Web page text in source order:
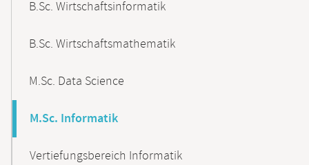
B.Sc. Wirtschaftsinformatik
B.Sc. Wirtschaftsmathematik
M.Sc. Data Science
M.Sc. Informatik
Vertiefungsbereich Informatik